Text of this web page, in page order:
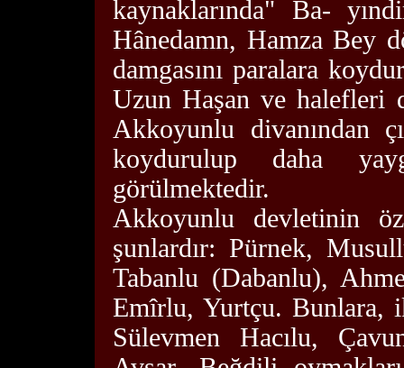
kaynaklarında" Ba-
Hânedamn, Hamza Bey
damgasını paralara
Uzun Haşan ve halefleri
Akkoyunlu divanından
koydurulup daha
görülmektedir.
Akkoyunlu devletinin
şunlardır: Pürnek,
Tabanlu (Dabanlu),
Emîrlu, Yurtçu. Bunlara,
Sülevmen Hacılu,